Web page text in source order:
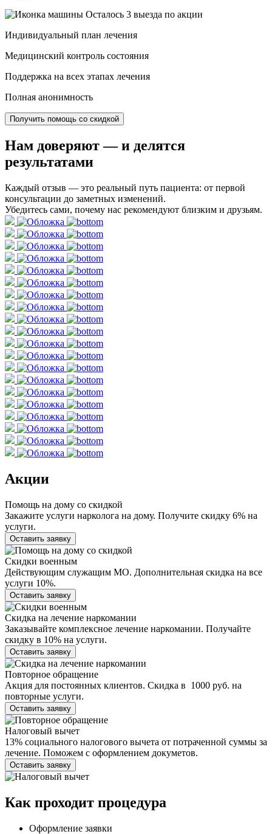
Осталось 3 выезда по акции
Индивидуальный план лечения
Медицинский контроль состояния
Поддержка на всех этапах лечения
Полная анонимность
Получить помощь со скидкой
Нам доверяют— и делятся
результатами
Каждый отзыв — это реальный путь пациента: от первой
консультации до заметных изменений.
Убедитесь сами, почему нас рекомендуют близким и друзьям.
Акции
Помощь на дому со скидкой
Закажите услуги нарколога на дому. Получите скидку 6% на
услуги.
Оставить заявку
Скидки военным
Действующим служащим МО. Дополнительная скидка на все
услуги 10%.
Оставить заявку
Скидка на лечение наркомании
Заказывайте комплексное лечение наркомании. Получайте
скидку в 10% на услуги.
Оставить заявку
Повторное обращение
Акция для постоянных клиентов. Скидка в 1000 руб. на
повторные услуги.
Оставить заявку
Налоговый вычет
13% социального налогового вычета от потраченной суммы за
лечение. Поможем с оформлением докуметов.
Оставить заявку
Как проходит процедура
Оформление заявки